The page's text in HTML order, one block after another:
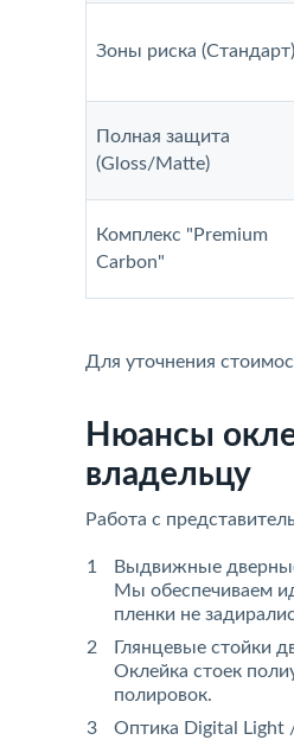
Зоны риска (Стандарт)
Полная защита
(Gloss/Matte)
Комплекс "Premium
Carbon"
Для уточнения
Нюансы
владельцу
Работа с
Выдвижные
Мы обеспечиваем
пленки не
Глянцевые стойки
Оклейка стоек
полировок.
Оптика Digital Light